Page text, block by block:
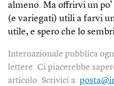
almeno. Ma offrirvi un
(e variegati) utili a farvi
utile, e spero che lo
Internazionale pubblica
lettere. Ci piacerebbe
articolo. Scrivici a: